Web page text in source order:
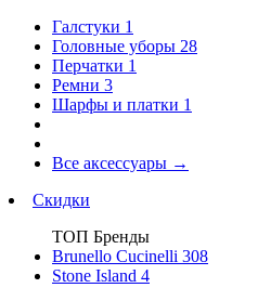
Галстуки 1
Головные уборы 28
Перчатки 1
Ремни 3
Шарфы и платки 1
Все аксессуары →
Скидки
ТОП Бренды
Brunello Cucinelli 308
Stone Island 4